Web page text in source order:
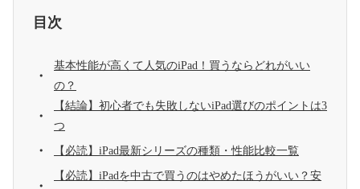
目次
基本性能が高くて人気のiPad！買うならどれがいい
の？
【結論】初心者でも失敗しないiPad選びのポイントは3
つ
【必読】iPad最新シリーズの種類・性能比較一覧
【必読】iPadを中古で買うのはやめたほうがいい？安